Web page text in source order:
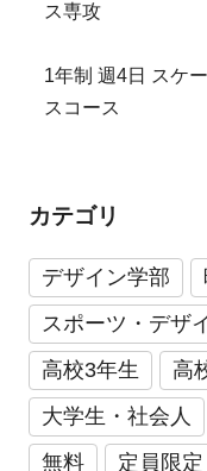
ス専攻
1年制 週4日 スケ
スコース
カテゴリ
デザイン学部
スポーツ・デザ
高校3年生
高
大学生・社会人
無料
定員限定